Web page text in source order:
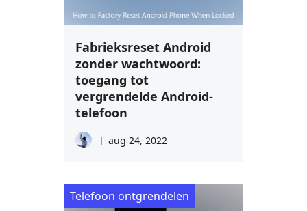
Fabrieksreset Android
zonder wachtwoord:
toegang tot
vergrendelde Android-
telefoon
aug 24, 2022
Telefoon ontgrendelen